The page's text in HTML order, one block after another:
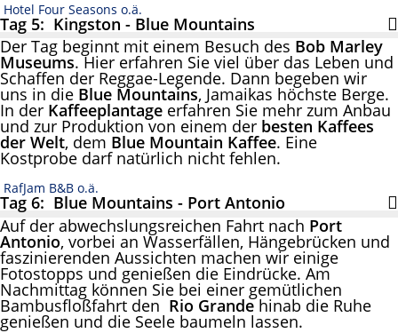
Hotel Four Seasons o.ä.
Tag 5: Kingston - Blue Mountains
Der Tag beginnt mit einem Besuch des Bob Marley
Museums. Hier erfahren Sie viel über das Leben und
Schaffen der Reggae-Legende. Dann begeben wir
uns in die Blue Mountains, Jamaikas höchste Berge.
In der Kaffeeplantage erfahren Sie mehr zum Anbau
und zur Produktion von einem der besten Kaffees
der Welt, dem Blue Mountain Kaffee. Eine
Kostprobe darf natürlich nicht fehlen.
RafJam B&B o.ä.
Tag 6: Blue Mountains - Port Antonio
Auf der abwechslungsreichen Fahrt nach Port
Antonio, vorbei an Wasserfällen, Hängebrücken und
faszinierenden Aussichten machen wir einige
Fotostopps und genießen die Eindrücke. Am
Nachmittag können Sie bei einer gemütlichen
Bambusfloßfahrt den Rio Grandehinab die Ruhe
genießen und die Seele baumeln lassen.